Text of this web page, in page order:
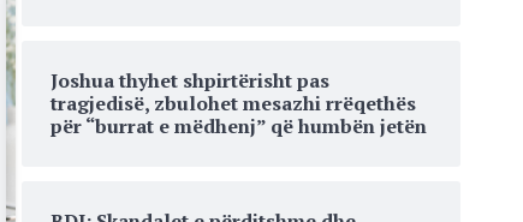
Joshua thyhet shpirtërisht pas
tragjedisë, zbulohet mesazhi rrëqethës
për “burrat e mëdhenj” që humbën jetën